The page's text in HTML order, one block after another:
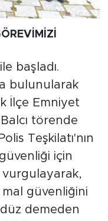
başladı.
bulunularak
İlçe Emniyet
törende
Teşkilatı'nın
için
vurgulayarak,
mal güvenliğini
demeden